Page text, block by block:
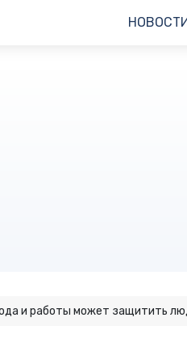
и работы может защитить